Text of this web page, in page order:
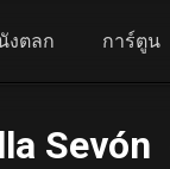
งตลก การ์ตูน
Sevón